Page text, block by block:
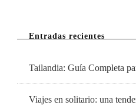
Entradas recientes
Tailandia: Guía Completa
Viajes en solitario: una